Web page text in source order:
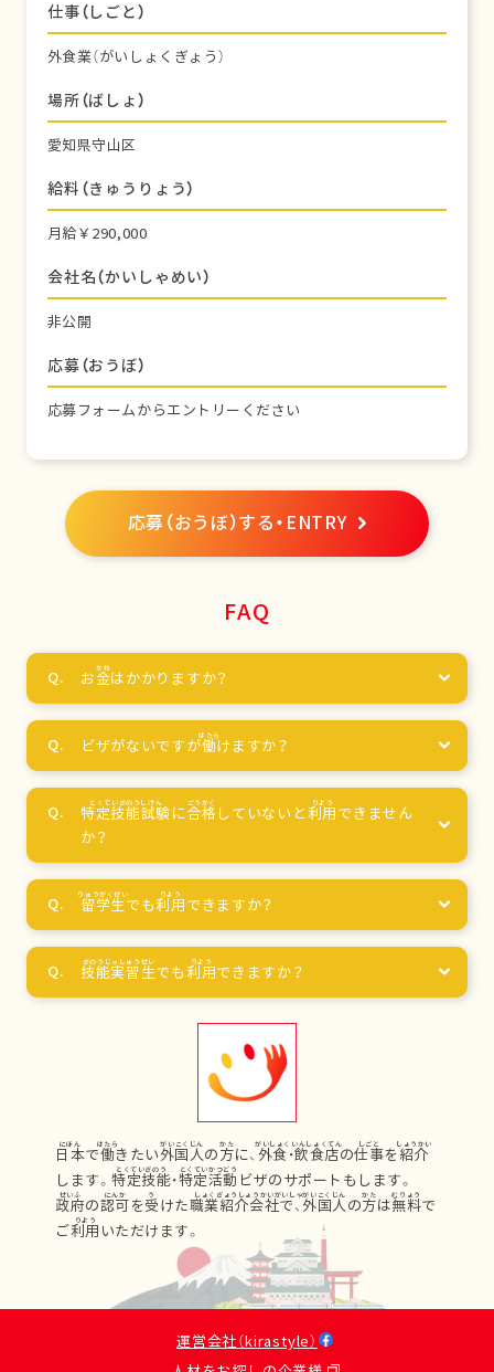
仕事（しごと）
外食業（がいしょくぎょう）
場所（ばしょ）
愛知県守山区
給料（きゅうりょう）
月給￥290,000
会社名（かいしゃめい）
非公開
応募（おうぼ）
応募フォームからエントリーください
応募（おうぼ）する・ENTRY
FAQ
お金はかかりますか？
ビザがないですが働けますか？
特定技能試験に合格 していないと利用 できません
か？
留学生でも利用 できますか？
技能実習生でも利用できますか？
日本で働きたい外国人の方に、 外食 ・飲食店の仕事を紹介
します。特定技能・特定活動 ビザのサポートもします。
政府の認可を受けた職業紹介会社で、 外国人の方は無料で
ご利用 いただけます。
運営会社（kirastyle）